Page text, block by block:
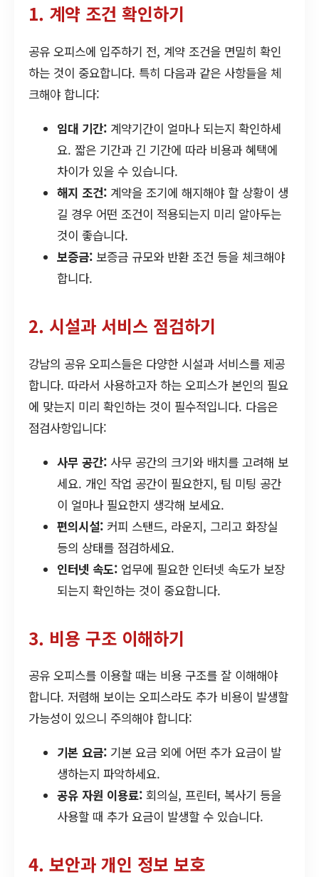
1. 계약 조건 확인하기
공유 오피스에 입주하기 전, 계약 조건을 면밀히 확인
하는 것이 중요합니다. 특히 다음과 같은 사항들을 체
크해야 합니다:
임대 기간: 계약기간이 얼마나 되는지 확인하세
요. 짧은 기간과 긴 기간에 따라 비용과 혜택에
차이가 있을 수 있습니다.
해지 조건: 계약을 조기에 해지해야 할 상황이 생
길 경우 어떤 조건이 적용되는지 미리 알아두는
것이 좋습니다.
보증금: 보증금 규모와 반환 조건 등을 체크해야
합니다.
2. 시설과 서비스 점검하기
강남의 공유 오피스들은 다양한 시설과 서비스를 제공
합니다. 따라서 사용하고자 하는 오피스가 본인의 필요
에 맞는지 미리 확인하는 것이 필수적입니다. 다음은
점검사항입니다:
사무 공간: 사무 공간의 크기와 배치를 고려해 보
세요. 개인 작업 공간이 필요한지, 팀 미팅 공간
이 얼마나 필요한지 생각해 보세요.
편의시설: 커피 스탠드, 라운지, 그리고 화장실
등의 상태를 점검하세요.
인터넷 속도: 업무에 필요한 인터넷 속도가 보장
되는지 확인하는 것이 중요합니다.
3. 비용 구조 이해하기
공유 오피스를 이용할 때는 비용 구조를 잘 이해해야
합니다. 저렴해 보이는 오피스라도 추가 비용이 발생할
가능성이 있으니 주의해야 합니다:
기본 요금: 기본 요금 외에 어떤 추가 요금이 발
생하는지 파악하세요.
공유 자원 이용료: 회의실, 프린터, 복사기 등을
사용할 때 추가 요금이 발생할 수 있습니다.
4. 보안과 개인 정보 보호